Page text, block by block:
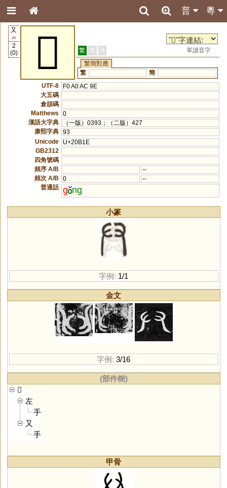
粵
普
又
29
2
(0)
𠬞 繁 簡 港
單讀音字
繁簡對應
繁
簡
UTF-8
F0 A0 AC 9E
大五碼
倉頡碼
Matthews
0
漢語大字典
（一版）0393；（二版）427
康熙字典 93
Unicode
U+20B1E
GB2312
四角號碼
頻序 A/B
--
頻次 A/B
0
--
普通話 g ng
小篆
字例: 1/1
金文
字例: 3/16
(部件樹)
𠬞
左
手
又
手
甲骨